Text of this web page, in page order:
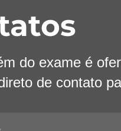
do exame é
de contato